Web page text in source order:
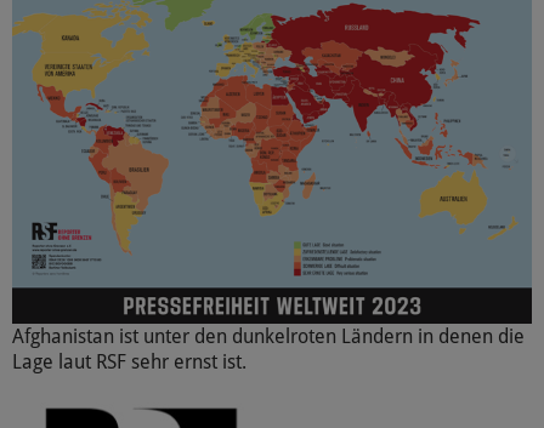
Afghanistan ist unter den dunkelroten Ländern in denen die
Lage laut RSF sehr ernst ist.